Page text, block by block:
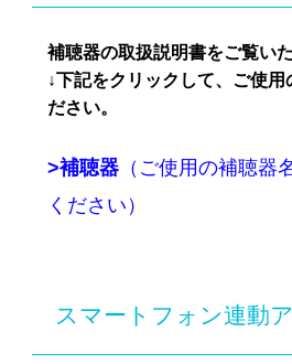
補聴器の取扱説明書をご覧いた
↓下記をクリックして、ご使用
ださい。
>補聴器（ご使用の補聴器
ください）
スマートフォン連動